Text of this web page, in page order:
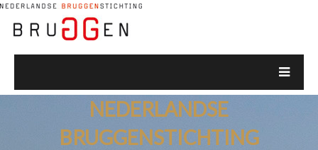
NEDERLANDSE
BRUGGENSTICHTING